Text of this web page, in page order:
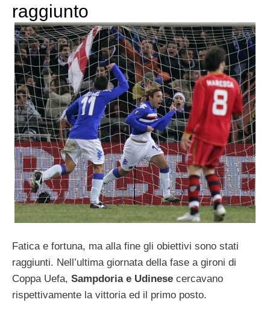
raggiunto
Fatica e fortuna, ma alla fine gli obiettivi sono stati
raggiunti. Nell’ultima giornata della fase a gironi di
Coppa Uefa, Sampdoria e Udinese cercavano
rispettivamente la vittoria ed il primo posto.